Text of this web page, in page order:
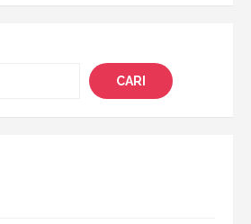
CARI